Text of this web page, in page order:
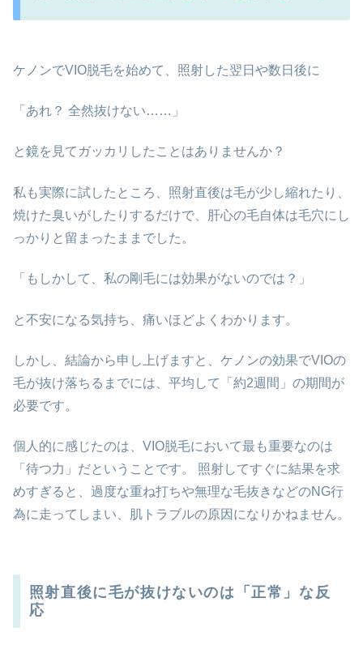
ケノンでVIO脱毛を始めて、照射した翌日や数日後に
「あれ？ 全然抜けない……」
と鏡を見てガッカリしたことはありませんか？
私も実際に試したところ、照射直後は毛が少し縮れたり、
焼けた臭いがしたりするだけで、肝心の毛自体は毛穴にし
っかりと留まったままでした。
「もしかして、私の剛毛には効果がないのでは？」
と不安になる気持ち、痛いほどよくわかります。
しかし、結論から申し上げますと、ケノンの効果でVIOの
毛が抜け落ちるまでには、平均して「約2週間」の期間が
必要です。
個人的に感じたのは、VIO脱毛において最も重要なのは
「待つ力」だということです。 照射してすぐに結果を求
めすぎると、過度な重ね打ちや無理な毛抜きなどのNG行
為に走ってしまい、肌トラブルの原因になりかねません。
照射直後に毛が抜けないのは「正常」な反
応